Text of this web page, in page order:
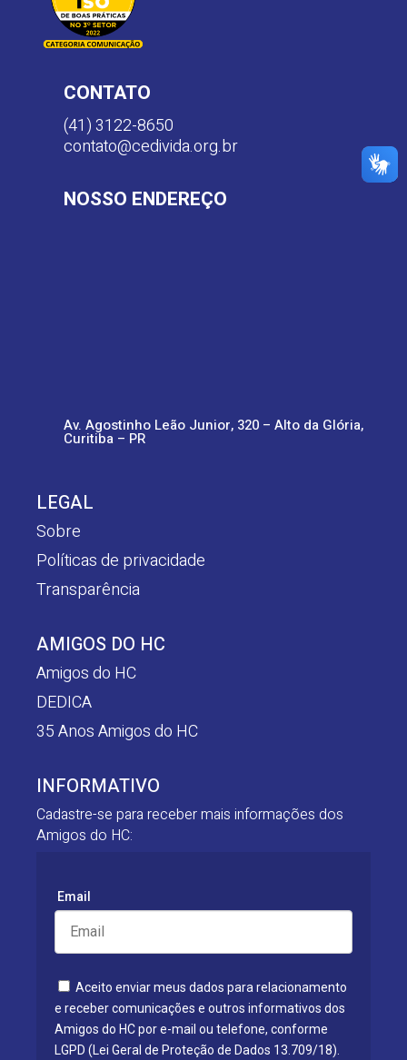
CONTATO
(41) 3122-8650
contato@cedivida.org.br
NOSSO ENDEREÇO
Av. Agostinho Leão Junior, 320 – Alto da Glória,
Curitiba – PR
LEGAL
Sobre
Políticas de privacidade
Transparência
AMIGOS DO HC
Amigos do HC
DEDICA
35 Anos Amigos do HC
INFORMATIVO
Cadastre-se para receber mais informações dos
Amigos do HC:
Email
Aceito enviar meus dados para relacionamento
e receber comunicações e outros informativos dos
Amigos do HC por e-mail ou telefone, conforme
LGPD (Lei Geral de Proteção de Dados 13.709/18).